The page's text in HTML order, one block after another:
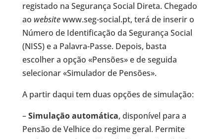
registado na Segurança Social Direta. Chegado
ao websitewww.seg-social.pt, terá de inserir o
Número de Identificação da Segurança Social
(NISS) e a Palavra-Passe. Depois, basta
escolher a opção «Pensões» e de seguida
selecionar «Simulador de Pensões».
A partir daqui tem duas opções de simulação:
–Simulação automática, disponível para a
Pensão de Velhice do regime geral. Permite